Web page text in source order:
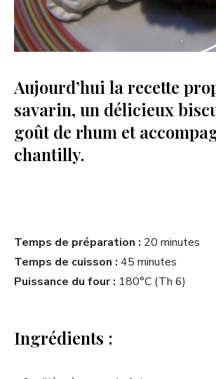
Aujourd’hui la recette
savarin, un délicieux
goût de rhum et
chantilly.
Temps de préparation : 20 minutes
Temps de cuisson : 45 minutes
Puissance du four : 180°C (Th 6)
Ingrédients :